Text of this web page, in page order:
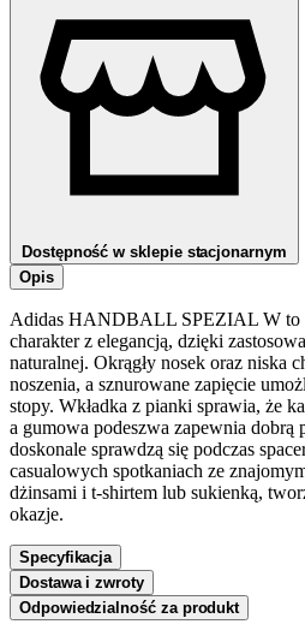
Dostępność w sklepie stacjonarnym
Opis
Adidas HANDBALL SPEZIAL W to
charakter z elegancją, dzięki
naturalnej. Okrągły nosek oraz niska
noszenia, a sznurowane zapięcie
stopy. Wkładka z pianki sprawia, że
a gumowa podeszwa zapewnia dobrą
doskonale sprawdzą się podczas
casualowych spotkaniach ze
dżinsami i t-shirtem lub sukienką,
okazje.
Specyfikacja
Dostawa i zwroty
Odpowiedzialność za produkt